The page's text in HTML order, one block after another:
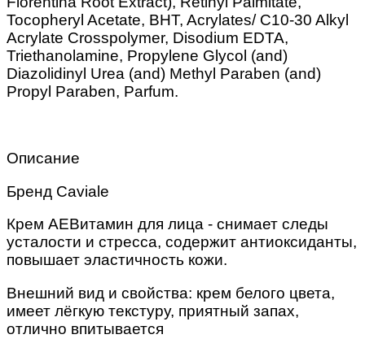
Tocopheryl Acetate, BHT, Acrylates/ C10-30 Alkyl
Acrylate Crosspolymer, Disodium EDTA,
Triethanolamine, Propylene Glycol (and)
Diazolidinyl Urea (and) Methyl Paraben (and)
Propyl Paraben, Parfum.
Описание
Бренд Caviale
Крем АЕВитамин для лица - снимает следы
усталости и стресса, содержит антиоксиданты,
повышает эластичность кожи.
Внешний вид и свойства: крем белого цвета,
имеет лёгкую текстуру, приятный запах,
отлично впитывается